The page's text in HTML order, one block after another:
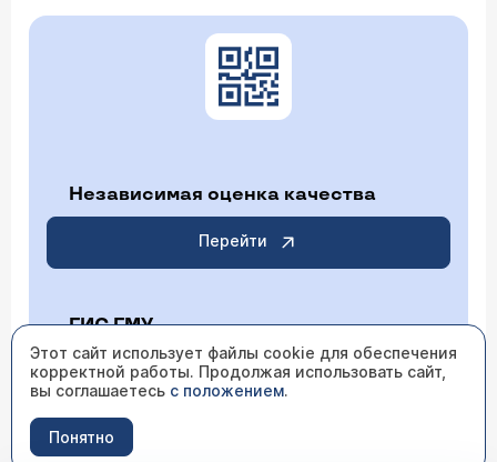
Независимая оценка качества
Перейти
ГИС ГМУ
Перейти
Этот сайт использует файлы cookie для обеспечения
корректной работы. Продолжая использовать сайт,
вы соглашаетесь с положением.
Понятно